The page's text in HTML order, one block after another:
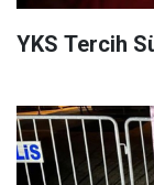
YKS Tercih